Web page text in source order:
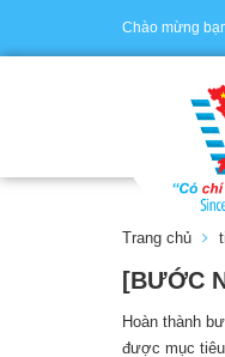
Chào mừng
Trang chủ
[BƯỚC
Hoàn thành
được mục